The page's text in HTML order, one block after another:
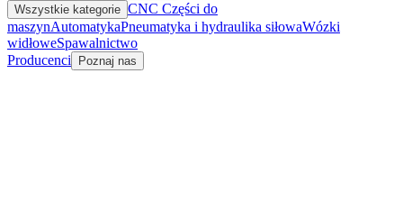
Wszystkie kategorie CNC Części do
maszynAutomatykaPneumatyka i hydraulika siłowaWózki
widłoweSpawalnictwo
Producenci
Poznaj nas